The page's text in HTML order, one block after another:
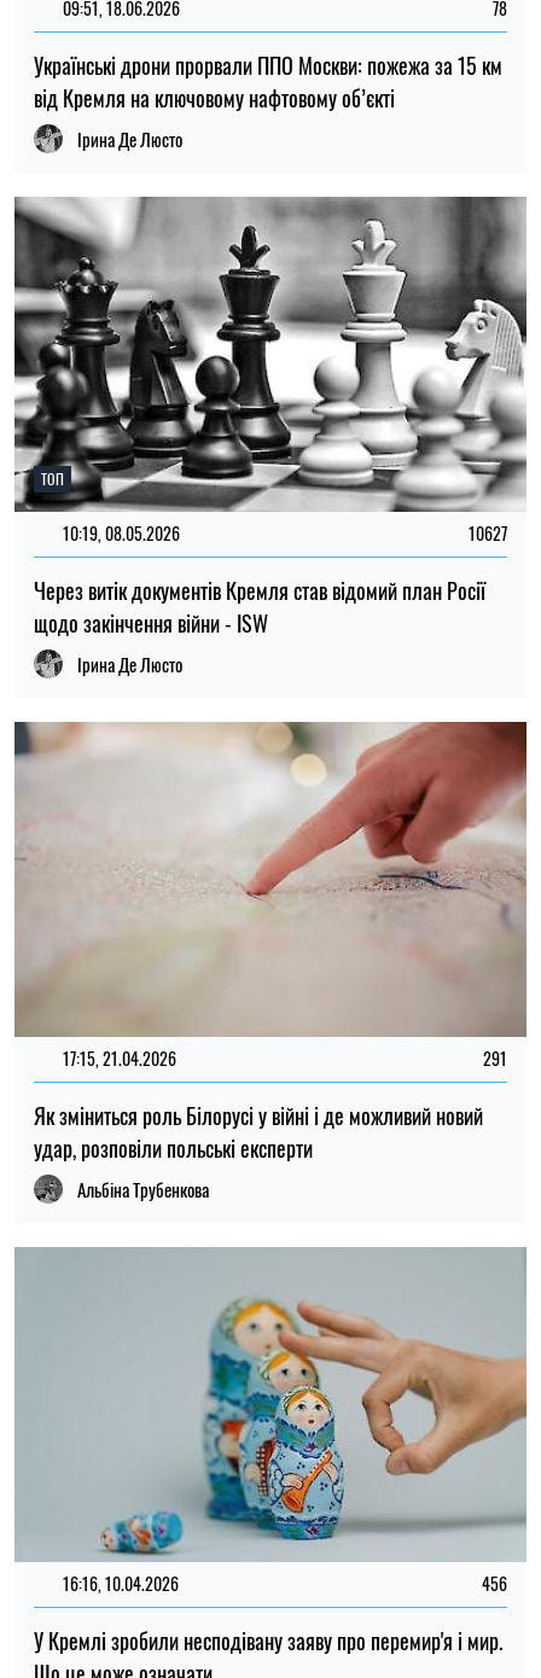
09:51, 18.06.2026 78
Українські дрони прорвали ППО Москви: пожежа за 15 км
від Кремля на ключовому нафтовому об’єкті
Ірина Де Люсто
ТОП
10:19, 08.05.2026 10627
Через витік документів Кремля став відомий план Росії
щодо закінчення війни - ISW
Ірина Де Люсто
17:15, 21.04.2026 291
Як зміниться роль Білорусі у війні і де можливий новий
удар, розповіли польські експерти
Альбіна Трубенкова
16:16, 10.04.2026 456
У Кремлі зробили несподівану заяву про перемир'я і мир.